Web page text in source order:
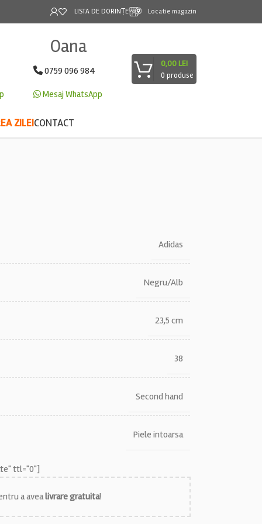
LISTA DE DORINȚE Locatie magazin
Oana
0759 096 984
Mesaj WhatsApp
0 produse
0,00LEI
ZILEICONTACT
Adidas
Negru/Alb
23,5 cm
38
Second hand
Piele intoarsa
ttl="0"]
a avealivrare gratuita!